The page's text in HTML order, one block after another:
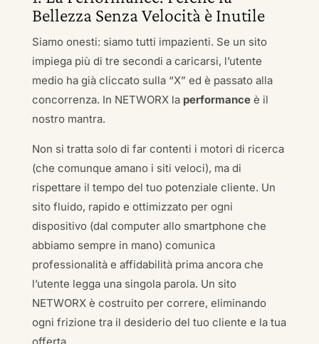
Bellezza Senza Velocità è Inutile
Siamo onesti: siamo tutti impazienti. Se un sito
impiega più di tre secondi a caricarsi, l’utente
medio ha già cliccato sulla “X” ed è passato alla
concorrenza. In NETWORX la performanceè il
nostro mantra.
Non si tratta solo di far contenti i motori di ricerca
(che comunque amano i siti veloci), ma di
rispettare il tempo del tuo potenziale cliente. Un
sito fluido, rapido e ottimizzato per ogni
dispositivo (dal computer allo smartphone che
abbiamo sempre in mano) comunica
professionalità e affidabilità prima ancora che
l’utente legga una singola parola. Un sito
NETWORX è costruito per correre, eliminando
ogni frizione tra il desiderio del tuo cliente e la tua